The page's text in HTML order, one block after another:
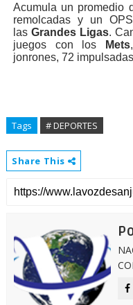
Acumula un promedio
remolcadas y un
lasGrandes Ligas.
juegos con los
Mets
jonrones, 72
Tags # DEPORTES
Share This